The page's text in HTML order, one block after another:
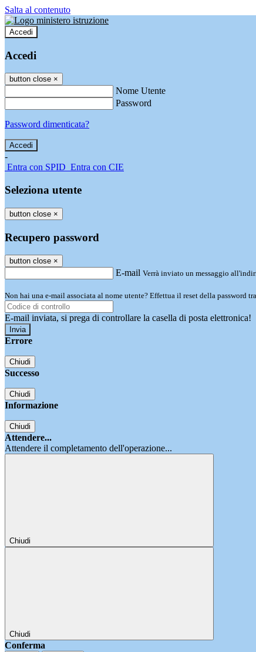
Salta al contenuto
Accedi
Accedi
button close ×
Nome Utente
Password
Password dimenticata?
-
Entra con SPID Entra con CIE
Seleziona utente
button close ×
Recupero password
button close ×
E-mail Verrà inviato un messaggio
Non hai una e-mail associata al nome utente? Effettua il reset della password
E-mail inviata, si prega di controllare la casella di posta elettronica!
Errore
Chiudi
Successo
Chiudi
Informazione
Chiudi
Attendere...
Attendere il completamento dell'operazione...
Chiudi
Chiudi
Conferma